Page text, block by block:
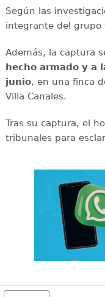
Según las
integrante del grupo
Además, la captura
hecho armado y a
junio, en una finca
Villa Canales.
Tras su captura, el
tribunales para